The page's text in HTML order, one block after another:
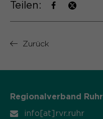
Teilen:
Zurück
Regionalverband Ruhr
info[at]rvr.ruhr